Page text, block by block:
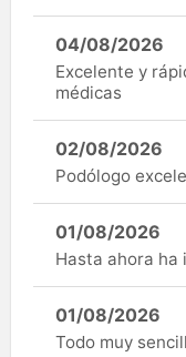
04/08/2026
Excelente y
médicas
02/08/2026
Podólogo
01/08/2026
Hasta ahora ha
01/08/2026
Todo muy